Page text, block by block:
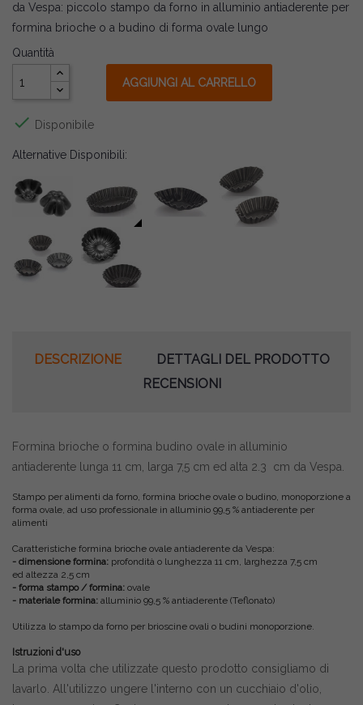
da Vespa: piccolo stampo da forno in alluminio antiaderente per
formina brioche o a budino di forma ovale lungo
Quantità
AGGIUNGI AL CARRELLO
 Disponibile
Alternative Disponibili:
DESCRIZIONE
DETTAGLI DEL PRODOTTO
RECENSIONI
Formina brioche o formina budino ovale in alluminio
antiaderente lunga 11 cm, larga 7,5 cm ed alta 2.3 cm da Vespa.
Stampo per alimenti da forno, formina brioche ovale o budino, monoporzione a
forma ovale, ad uso professionale in alluminio 99,5 % antiaderente per
alimenti
Caratteristiche formina brioche ovale antiaderente da Vespa:
- dimensione formina: profondità o lunghezza 11 cm, larghezza 7,5 cm
ed altezza 2,5 cm
- forma stampo / formina: ovale
- materiale formina: alluminio 99,5 % antiaderente (Teflonato)
Utilizza lo stampo da forno per brioscine ovali o budini monoporzione.
Istruzioni d'uso
La prima volta che utilizzate questo prodotto consigliamo di
lavarlo. All'utilizzo ungere l'interno con un cucchiaio d'olio,